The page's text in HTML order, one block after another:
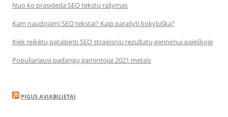
Nuo ko prasideda SEO tekstų rašymas
Kam naudojami SEO tekstai? Kaip parašyti kokybišką?
Kiek reikėtų patalpinti SEO straipsnių rezultatų gerinimui paieškoje
Populiariausi padangų gamintojai 2021 metais
PIGUS AVIABILIETAI